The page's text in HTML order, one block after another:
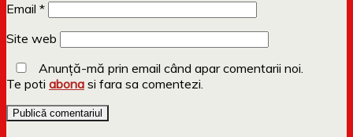
Email *
Site web
Anunță-mă prin email când apar comentarii noi.
Te poti abona si fara sa comentezi.